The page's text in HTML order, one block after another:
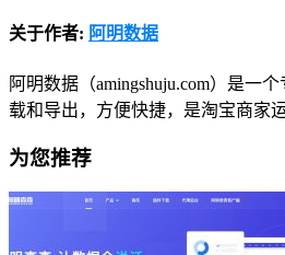
关于作者: 阿明数据
阿明数据（amingshuju.com）是
载和导出，方便快捷，是淘宝商家
为您推荐